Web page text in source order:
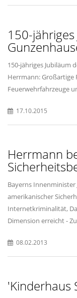
150-
150-jähriges Jubiläum
Herrmann: Großartige
Feuerwehrfahrzeuge
17.10.2015
Herrmann
Bayerns
amerikanischer
Internetkriminalität,
Dimension erreicht -
08.02.2013
'Kinderhaus